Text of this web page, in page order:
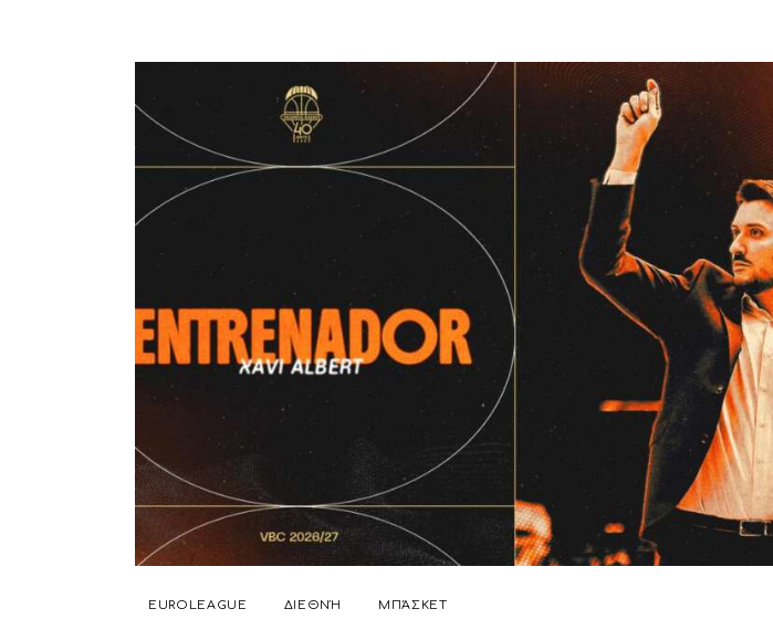
EUROLEAGUE ΔΙΕΘΝΉ ΜΠΆΣΚΕΤ